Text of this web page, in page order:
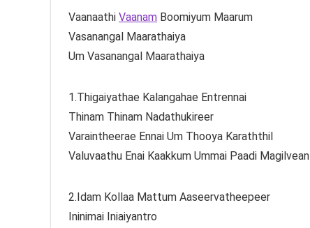
Vaanaathi Vaanam Boomiyum Maarum
Vasanangal Maarathaiya
Um Vasanangal Maarathaiya
1.Thigaiyathae Kalangahae Entrennai
Thinam Thinam Nadathukireer
Varaintheerae Ennai Um Thooya Karaththil
Valuvaathu Enai Kaakkum Ummai Paadi Magilvean
2.Idam Kollaa Mattum Aaseervatheepeer
Ininimai Iniaiyantro